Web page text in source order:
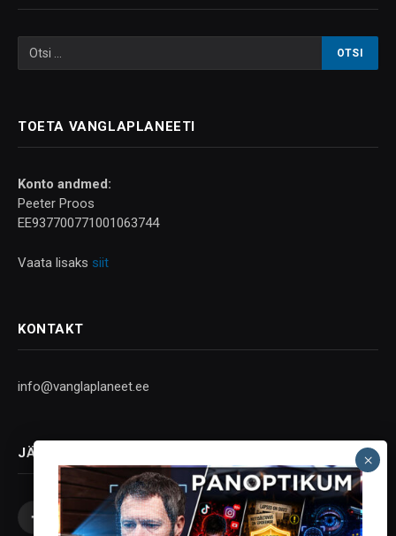
TOETA VANGLAPLANEETI
Konto andmed:
Peeter Proos
EE937700771001063744
Vaata lisaks siit
KONTAKT
info@vanglaplaneet.ee
JÄLGI SOTSIAALMEEDIAS
Facebook
X InstagramYouTubeTelegram